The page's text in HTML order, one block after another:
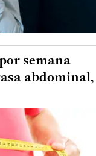
semana
abdominal,